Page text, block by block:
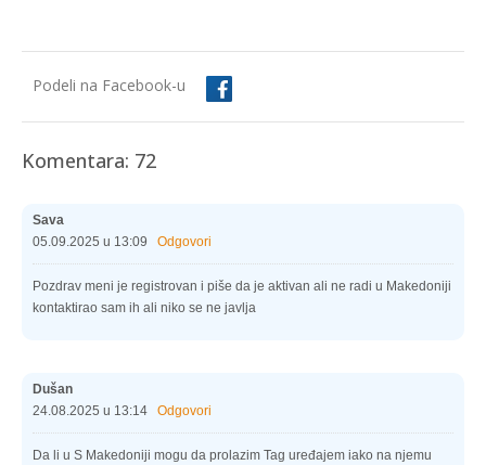
Podeli na Facebook-u
Komentara: 72
Sava
05.09.2025 u 13:09 Odgovori
Pozdrav meni je registrovan i piše da je aktivan ali ne radi u Makedoniji
kontaktirao sam ih ali niko se ne javlja
Dušan
24.08.2025 u 13:14 Odgovori
Da li u S Makedoniji mogu da prolazim Tag uređajem iako na njemu